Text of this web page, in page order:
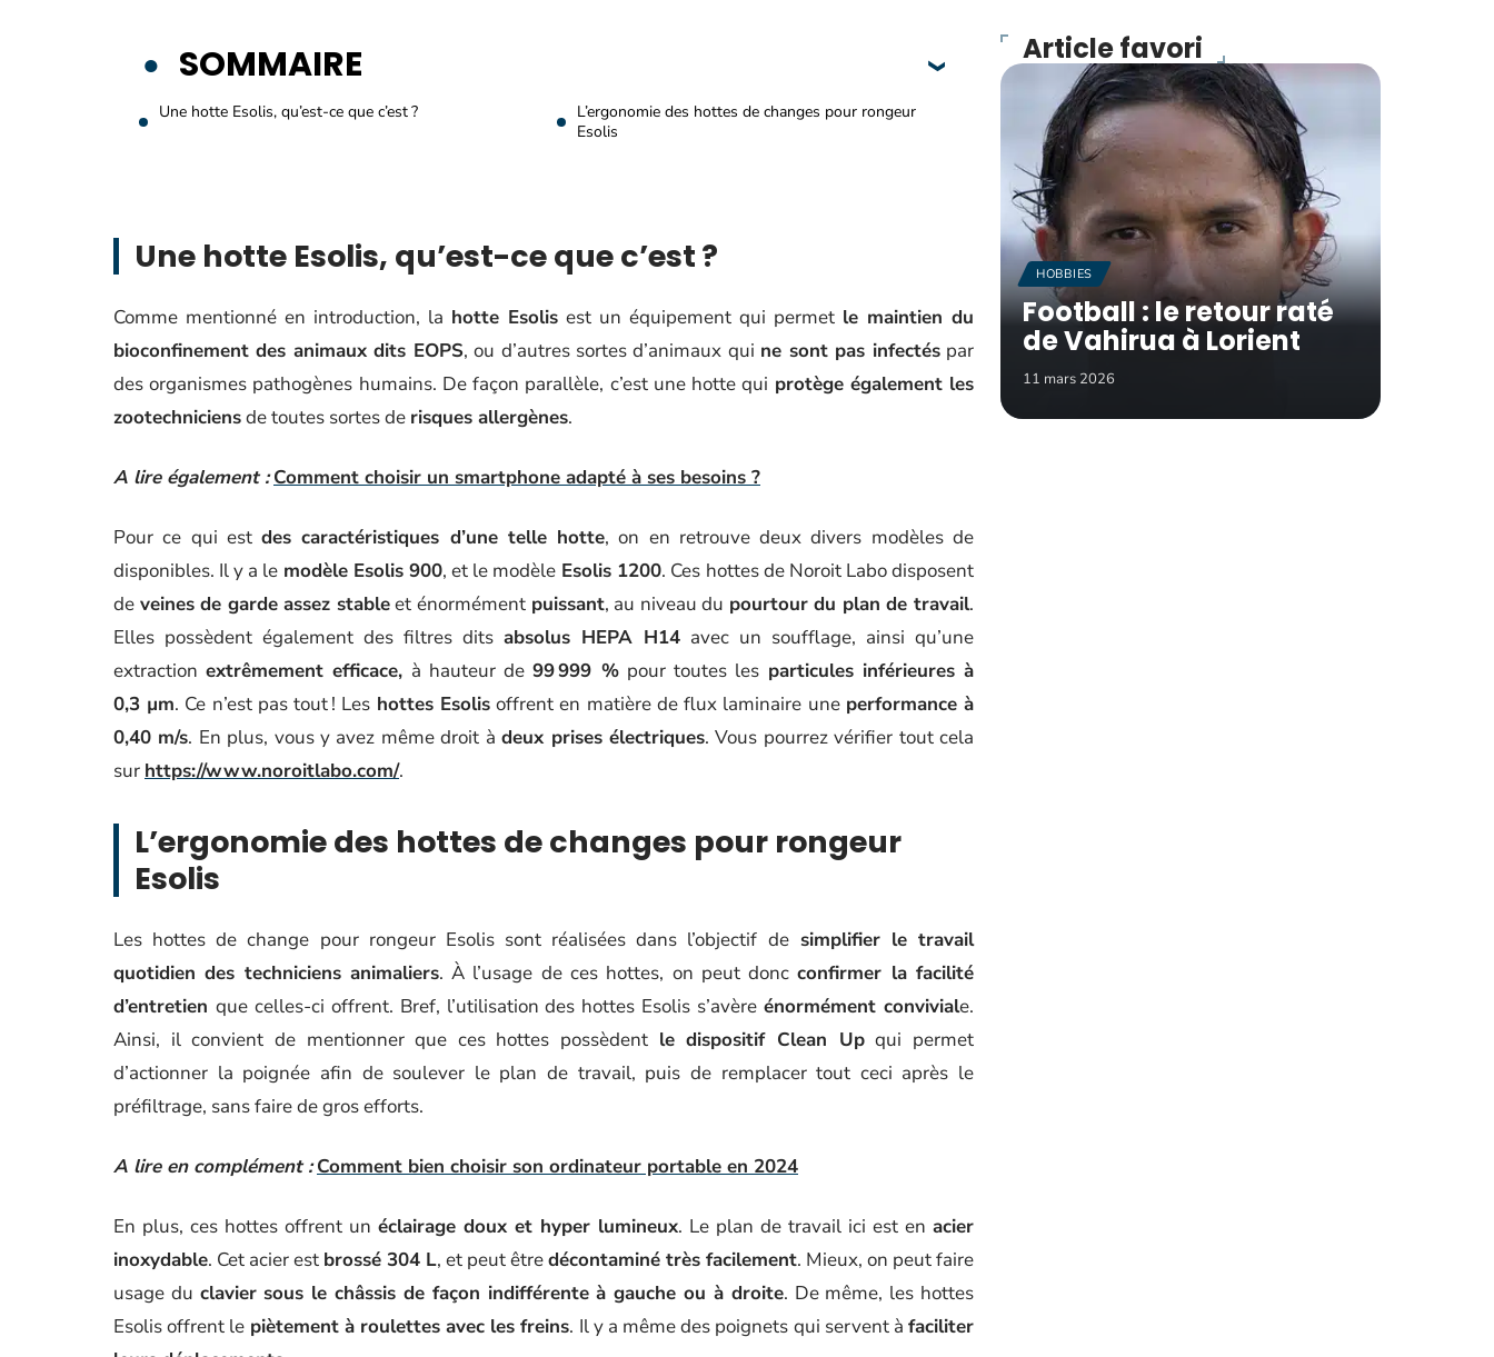
SOMMAIRE
Une hotte Esolis, qu’est-ce que c’est ?
L’ergonomie des hottes de changes pour rongeur
Esolis
Une hotte Esolis, qu’est-ce que c’est ?
Comme mentionné en introduction, la hotte Esolis est un équipement qui permet le maintien du
bioconfinement des animaux dits EOPS, ou d’autres sortes d’animaux qui ne sont pas infectéspar
des organismes pathogènes humains. De façon parallèle, c’est une hotte qui protège également les
zootechniciensde toutes sortes de risques allergènes.
A lire également : Comment choisir un smartphone adapté à ses besoins ?
Pour ce qui estdes caractéristiques d’une telle hotte, on en retrouve deux divers modèles de
disponibles. Il y a le modèle Esolis 900, et le modèle Esolis 1200. Ces hottes de Noroit Labo disposent
de veines de garde assez stableet énormément puissant, au niveau du pourtour du plan de travail.
Elles possèdent également des filtres dits absolus HEPA H14 avec un soufflage, ainsi qu’une
extractionextrêmement efficace, à hauteur de99 999 %pour toutes les particules inférieures à
0,3 µm. Ce n’est pas tout ! Les hottes Esolisoffrent en matière de flux laminaire une performance à
0,40 m/s. En plus, vous y avez même droit àdeux prises électriques. Vous pourrez vérifier tout cela
sur https://www.noroitlabo.com/.
L’ergonomie des hottes de changes pour rongeur
Esolis
Les hottes de change pour rongeur Esolis sont réalisées dans l’objectif desimplifier le travail
quotidien des techniciens animaliers. À l’usage de ces hottes, on peut doncconfirmer la facilité
d’entretien que celles-ci offrent. Bref, l’utilisation des hottes Esolis s’avèreénormémentconviviale.
Ainsi, il convient de mentionner que ces hottes possèdent le dispositif Clean Upqui permet
d’actionner la poignée afin de soulever le plan de travail, puis de remplacer tout ceci après le
préfiltrage, sans faire de gros efforts.
A lire en complément : Comment bien choisir son ordinateur portable en 2024
En plus, ces hottes offrent un éclairage doux et hyper lumineux. Le plan de travail ici est en acier
inoxydable. Cet acier est brossé 304 L, et peut êtredécontaminé très facilement. Mieux, on peut faire
usage du clavier sous le châssis de façon indifférente à gauche ou à droite. De même, les hottes
Esolis offrent le piètement à roulettes avec les freins. Il y a même des poignets qui servent àfaciliter
Article favori
HOBBIES
Football : le retour raté
de Vahirua à Lorient
11 mars 2026